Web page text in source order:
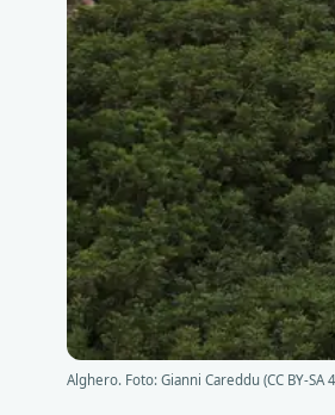
Alghero. Foto: Gianni Careddu (CC BY-SA